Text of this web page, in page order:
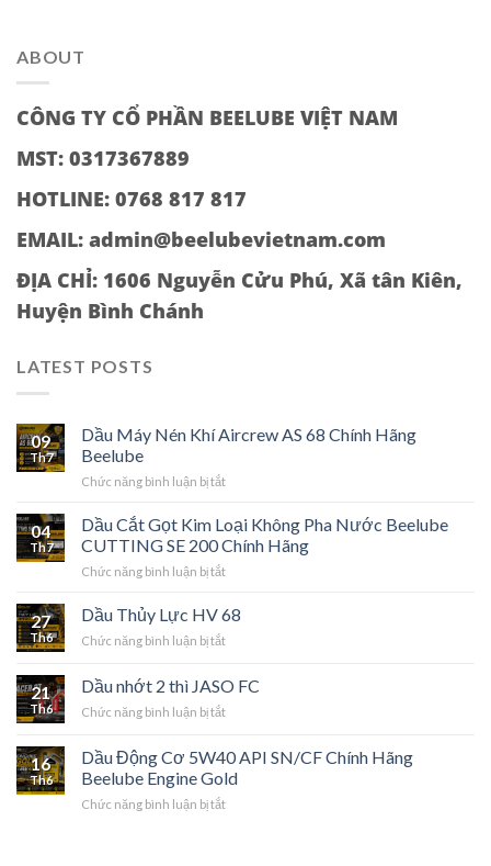
ABOUT
CÔNG TY CỔ PHẦN BEELUBE VIỆT NAM
MST: 0317367889
HOTLINE: 0768 817 817
EMAIL: admin@beelubevietnam.com
ĐỊA CHỈ: 1606 Nguyễn Cửu Phú, Xã tân Kiên,
Huyện Bình Chánh
LATEST POSTS
09
Th7
Dầu Máy Nén Khí Aircrew AS 68 Chính Hãng
Beelube
Chức năng bình luận bị tắtở
Máy
Nén
Khí
Aircrew
68
Hãng
04
Th7
Dầu Cắt Gọt Kim Loại Không Pha Nước Beelube
CUTTING SE 200 Chính Hãng
Chức năng bình luận bị tắtở
Cắt
Gọt
Kim
Không
Nước
CUTTING
SE
Chính
27
Th6
Dầu Thủy Lực HV 68
Chức năng bình luận bị tắtở
Lực
HV
21
Th6
Dầu nhớt 2 thì JASO FC
Chức năng bình luận bị tắtở
2
thì
JASO
16
Th6
Dầu Động Cơ 5W40 API SN/CF Chính Hãng
Beelube Engine Gold
Chức năng bình luận bị tắtở